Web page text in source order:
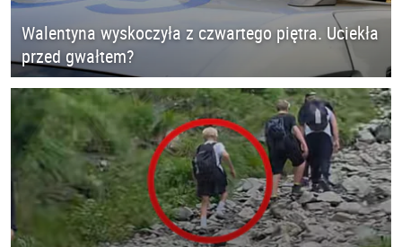
Walentyna wyskoczyła z czwartego piętra. Uciekła
przed gwałtem?